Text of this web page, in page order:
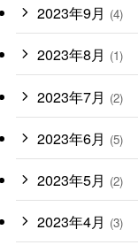
2023年9月 (4)
2023年8月 (1)
2023年7月 (2)
2023年6月 (5)
2023年5月 (2)
2023年4月 (3)